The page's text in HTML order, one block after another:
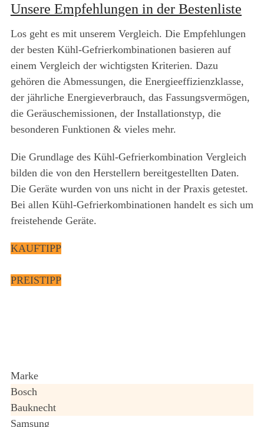
Unsere Empfehlungen in der Bestenliste
Los geht es mit unserem Vergleich. Die Empfehlungen
der besten Kühl-Gefrierkombinationen basieren auf
einem Vergleich der wichtigsten Kriterien. Dazu
gehören die Abmessungen, die Energieeffizienzklasse,
der jährliche Energieverbrauch, das Fassungsvermögen,
die Geräuschemissionen, der Installationstyp, die
besonderen Funktionen & vieles mehr.
Die Grundlage des Kühl-Gefrierkombination Vergleich
bilden die von den Herstellern bereitgestellten Daten.
Die Geräte wurden von uns nicht in der Praxis getestet.
Bei allen Kühl-Gefrierkombinationen handelt es sich um
freistehende Geräte.
KAUFTIPP
PREISTIPP
Marke
Bosch
Bauknecht
Samsung